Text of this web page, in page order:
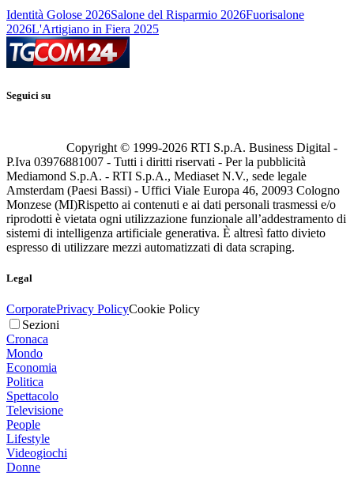
Identità Golose 2026Salone del Risparmio 2026Fuorisalone
2026L'Artigiano in Fiera 2025
Seguici su
Copyright © 1999-2026 RTI S.p.A. Business Digital -
P.Iva 03976881007 - Tutti i diritti riservati - Per la pubblicità
Mediamond S.p.A. - RTI S.p.A., Mediaset N.V., sede legale
Amsterdam (Paesi Bassi) - Uffici Viale Europa 46, 20093 Cologno
Monzese (MI)Rispetto ai contenuti e ai dati personali trasmessi e/o
riprodotti è vietata ogni utilizzazione funzionale all’addestramento di
sistemi di intelligenza artificiale generativa. È altresì fatto divieto
espresso di utilizzare mezzi automatizzati di data scraping.
Legal
CorporatePrivacy PolicyCookie Policy
Sezioni
Cronaca
Mondo
Economia
Politica
Spettacolo
Televisione
People
Lifestyle
Videogiochi
Donne